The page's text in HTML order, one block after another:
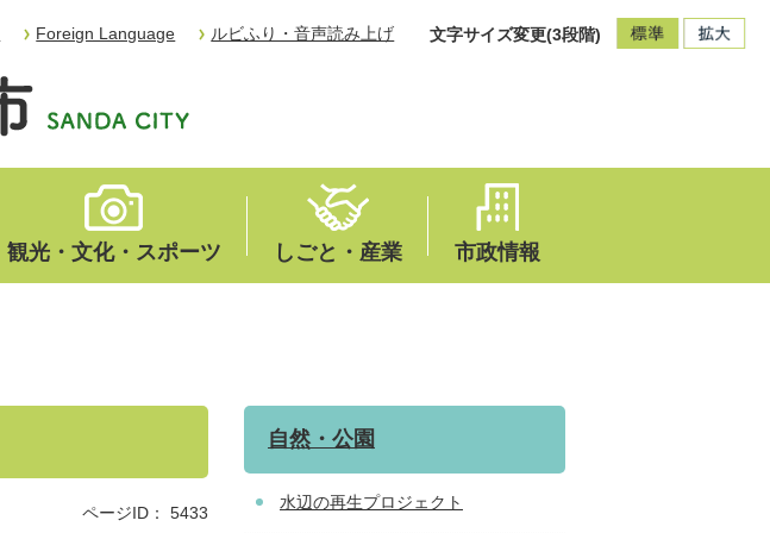
Foreign Language ルビふり・音声読み上げ 文字サイズ変更(3段階)
観光・文化・スポーツ しごと・産業 市政情報
ページID： 5433
自然・公園
水辺の再生プロジェクト